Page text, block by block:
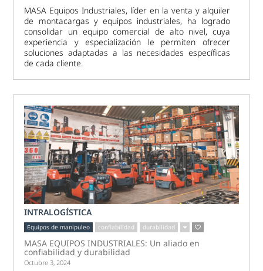
MASA Equipos Industriales, líder en la venta y alquiler
de montacargas y equipos industriales, ha logrado
consolidar un equipo comercial de alto nivel, cuya
experiencia y especialización le permiten ofrecer
soluciones adaptadas a las necesidades específicas
de cada cliente.
INTRALOGÍSTICA
Equipos de manipuleo confiabilidad durabilidad
MASA EQUIPOS INDUSTRIALES: Un aliado en
confiabilidad y durabilidad
Octubre 3, 2024